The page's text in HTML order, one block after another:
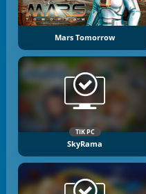
Mars Tomorrow
TIK PC
SkyRama